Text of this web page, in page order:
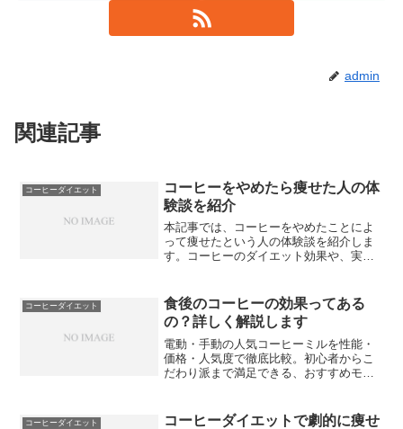
admin
関連記事
コーヒーダイエット
コーヒーをやめたら痩せた人の体
験談を紹介
本記事では、コーヒーをやめたことによ
って痩せたという人の体験談を紹介しま
す。コーヒーのダイエット効果や、実際
果などを取り上げます。また、科学的な
見地から見たコーヒーの体...
コーヒーダイエット
食後のコーヒーの効果ってある
の？詳しく解説します
電動・手動の人気コーヒーミルを性能・
価格・人気度で徹底比較。初心者からこ
だわり派まで満足できる、おすすめモデ
コーヒーダイエット
コーヒーダイエットで劇的に痩せ